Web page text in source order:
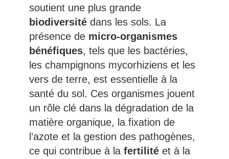
soutient une plus grande
biodiversitédans les sols. La
présence de micro-organismes
bénéfiques, tels que les bactéries,
les champignons mycorhiziens et les
vers de terre, est essentielle à la
santé du sol. Ces organismes jouent
un rôle clé dans la dégradation de la
matière organique, la fixation de
l’azote et la gestion des pathogènes,
ce qui contribue à la fertilitéet à la